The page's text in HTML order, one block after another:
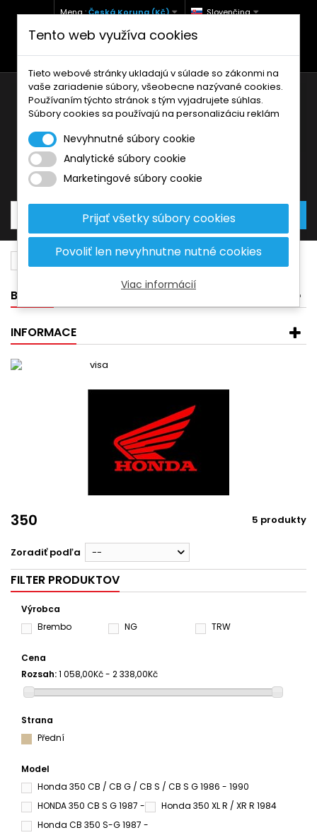
Mena :Česká Koruna (Kč) Slovenčina
+420 771 127 977 (Po-Pá, 9-12 a 13-17)
Košík0Produkty
BANNER
INFORMACE
350 5 produkty
Zoradiť podľa --
FILTER PRODUKTOV
Výrobca
Brembo
NG TRW
Cena
Rozsah:1 058,00Kč - 2 338,00Kč
Strana
Přední
Model
Honda 350 CB / CB G / CB S / CB S G 1986 - 1990
HONDA 350 CB S G 1987 -
Honda 350 XL R / XR R 1984
Honda CB 350 S-G 1987 -
Tento web využíva cookies
Tieto webové stránky ukladajú v súlade so zákonmi na
vaše zariadenie súbory, všeobecne nazývané cookies.
Používaním týchto stránok s tým vyjadrujete súhlas.
Súbory cookies sa používajú na personalizáciu reklám
Nevyhnutné súbory cookie
Analytické súbory cookie
Marketingové súbory cookie
Prijať všetky súbory cookies
Povoliť len nevyhnutne nutné cookies
Viac informácií